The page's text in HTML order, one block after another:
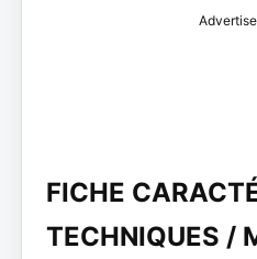
FICHE
TECHNIQUES /